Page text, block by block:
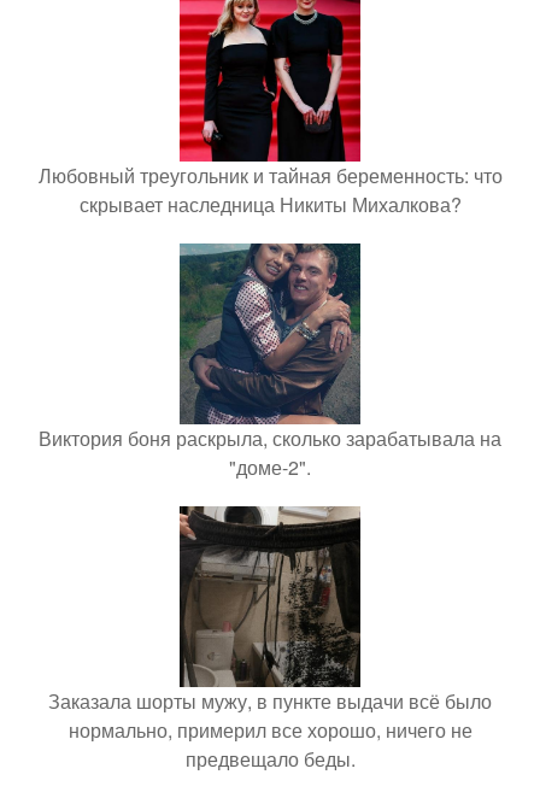
Любовный треугольник и тайная беременность: что
скрывает наследница Никиты Михалкова?
Виктория боня раскрыла, сколько зарабатывала на
"доме-2".
Заказала шорты мужу, в пункте выдачи всё было
нормально, примерил все хорошо, ничего не
предвещало беды.